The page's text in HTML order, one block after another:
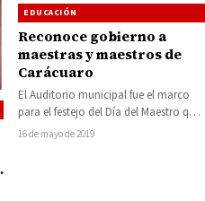
EDUCACIÓN
Reconoce gobierno a
maestras y maestros de
Carácuaro
El Auditorio municipal fue el marco
para el festejo del Día del Maestro que
preparó el gobierno municipal…
16 de mayo de 2019